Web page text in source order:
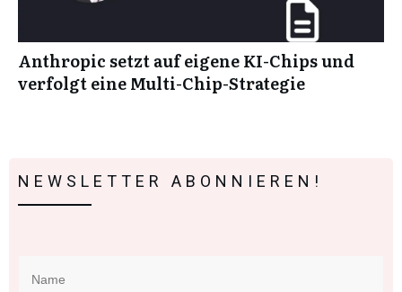
Anthropic setzt auf eigene KI-Chips und
verfolgt eine Multi-Chip-Strategie
NEWSLETTER ABONNIEREN!